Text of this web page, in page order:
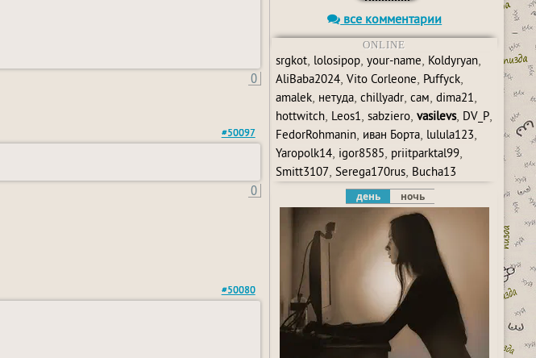
0
#50097
0
#50080
все комментарии
ONLINE
srgkot, lolosipop, your-name, Koldyryan,
AliBaba2024, Vito Corleone, Puffyck,
amalek, нетуда, chillyadr, сам, dima21,
hottwitch, Leos1, sabziero, vasilevs, DV_P,
FedorRohmanin, иван Борта, lulula123,
Yaropolk14, igor8585, priitparktal99,
Smitt3107, Serega170rus, Bucha13
день ночь